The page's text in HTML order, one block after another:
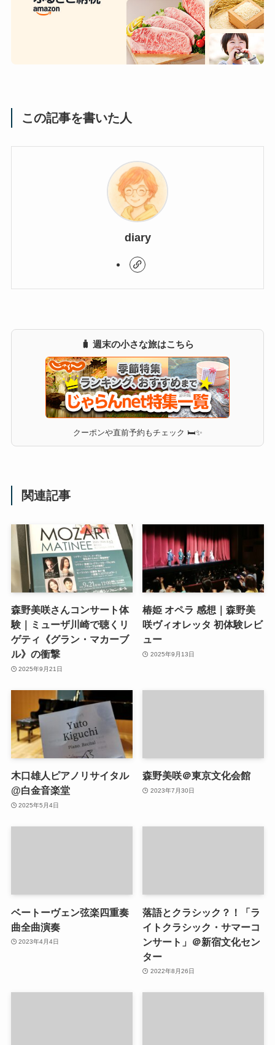
この記事を書いた人
diary
🧳 週末の小さな旅はこちら
クーポンや直前予約もチェック 🛏✨
関連記事
森野美咲さんコンサート体
験｜ミューザ川崎で聴くリ
ゲティ《グラン・マカーブ
ル》の衝撃
2025年9月21日
椿姫 オペラ 感想｜森野美
咲ヴィオレッタ 初体験レビ
ュー
2025年9月13日
木口雄人ピアノリサイタル
@白金音楽堂
2025年5月4日
森野美咲＠東京文化会館
2023年7月30日
ベートーヴェン弦楽四重奏
曲全曲演奏
2023年4月4日
落語とクラシック？！「ラ
イトクラシック・サマーコ
ンサート」＠新宿文化セン
ター
2022年8月26日